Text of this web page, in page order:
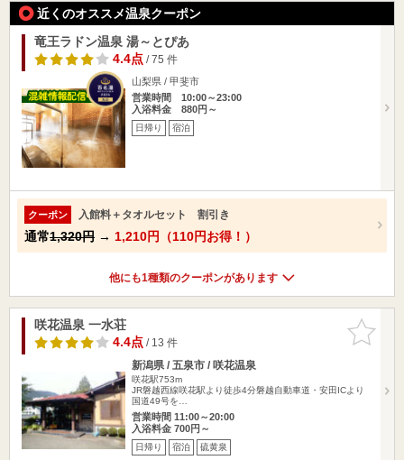
近くのオススメ温泉クーポン
竜王ラドン温泉 湯～とぴあ
4.4点/ 75 件
山梨県 / 甲斐市
営業時間 10:00～23:00
入浴料金 880円～
日帰り 宿泊
クーポン 入館料＋タオルセット 割引き
通常1,320円 → 1,210円（110円お得！）
他にも1種類のクーポンがあります
お気に入
りに追加
咲花温泉 一水荘
4.4点/ 13 件
新潟県 / 五泉市 / 咲花温泉
咲花駅753m
JR磐越西線咲花駅より徒歩4分磐越自動車道・安田ICより
国道49号を…
営業時間 11:00～20:00
入浴料金 700円～
日帰り 宿泊 硫黄泉